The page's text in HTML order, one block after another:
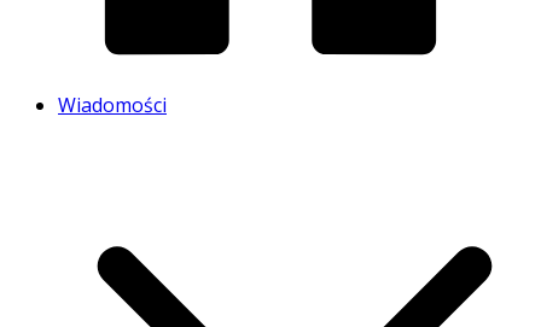
Wiadomości